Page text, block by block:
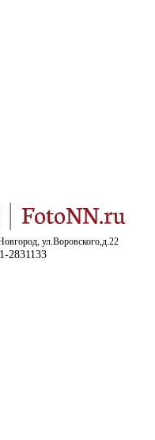
ул.Воровского,д.22
2831133